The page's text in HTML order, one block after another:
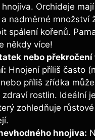
hnojiva. Orchideje
nadměrné množství‌
⁣spálení kořenů.
‌někdy více!
nebo
Hnojení příliš⁤ často
příliš zřídka
zdraví rostlin. Ideální‌
zohledňuje
hnojiva: